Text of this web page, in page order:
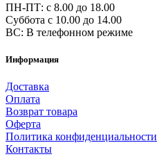
ПН-ПТ: c 8.00 до 18.00
Суббота с 10.00 до 14.00
ВС: В телефонном режиме
Информация
Доставка
Оплата
Возврат товара
Оферта
Политика конфиденциальности
Контакты